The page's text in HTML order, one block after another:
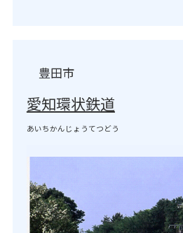
豊田市
愛知環状鉄道
あいちかんじょうてつどう